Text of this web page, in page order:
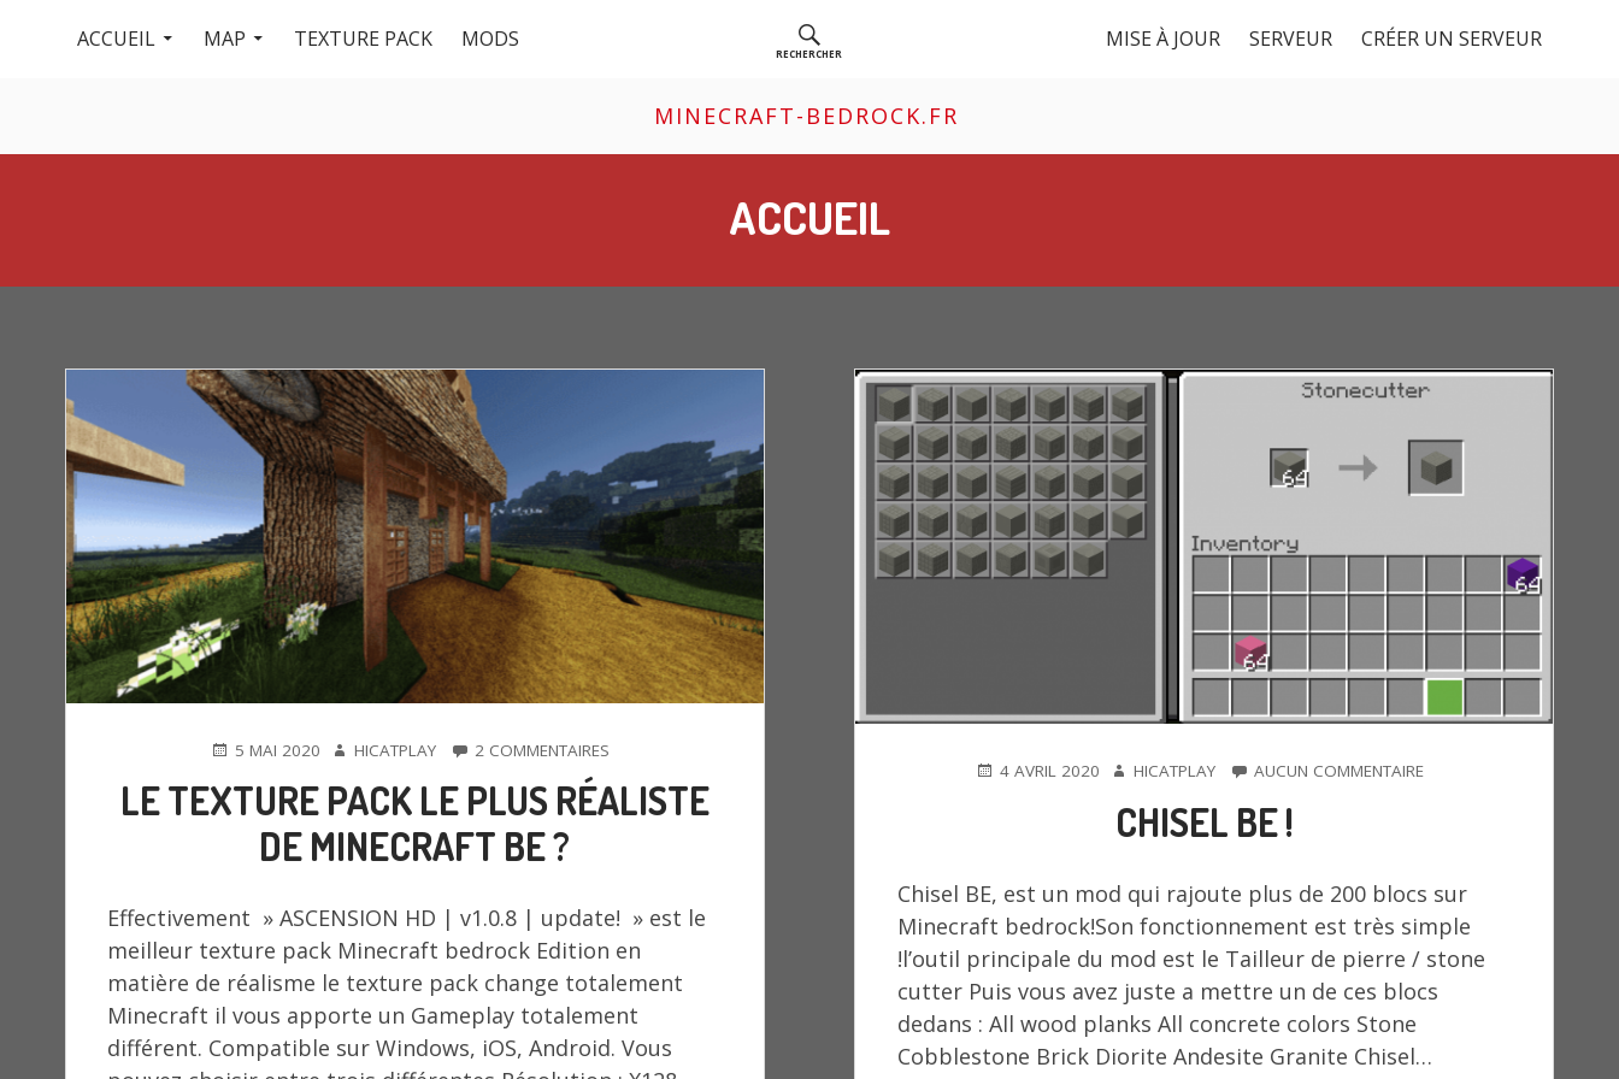
RECHERCHER
MenuACCUEIL MAP TEXTURE PACK MODS MISE À JOUR SERVEUR CRÉER UN SERVEUR
MINECRAFT-BEDROCK.FR
ACCUEIL
PUBLIÉ5 MAI 2020 AUTEUR
HICATPLAY 2 COMMENTAIRESSUR
TEXTURE
PACK
DE
MINECRAFT
BE
?
LE TEXTURE PACK LE PLUS RÉALISTE
DE MINECRAFT BE ?
Effectivement » ASCENSION HD | v1.0.8 | update! » est le
meilleur texture pack Minecraft bedrock Edition en
matière de réalisme le texture pack change totalement
Minecraft il vous apporte un Gameplay totalement
différent. Compatible sur Windows, iOS, Android. Vous
PUBLIÉ4 AVRIL 2020 AUTEUR
HICATPLAY AUCUN COMMENTAIRESUR
CHISEL BE !
Chisel BE, est un mod qui rajoute plus de 200 blocs sur
Minecraft bedrock!Son fonctionnement est très simple
!l’outil principale du mod est le Tailleur de pierre / stone
cutter Puis vous avez juste a mettre un de ces blocs
dedans : All wood planks All concrete colors Stone
Cobblestone Brick Diorite Andesite Granite Chisel…